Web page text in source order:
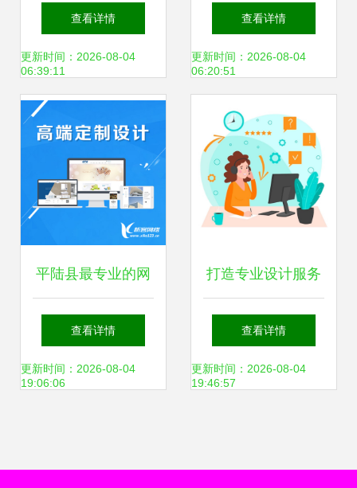
以专业设计服务塑
造品牌力量
查看详情
更新时间：2026-08-04
06:39:11
公司 提供专业的德
国展会设计服务
查看详情
更新时间：2026-08-04
06:20:51
平陆县最专业的网
页设计服务商 打造
卓越数字形象的领
查看详情
更新时间：2026-08-04
19:06:06
打造专业设计服务
有机平面设计与客
户支持的艺术
查看详情
更新时间：2026-08-04
19:46:57